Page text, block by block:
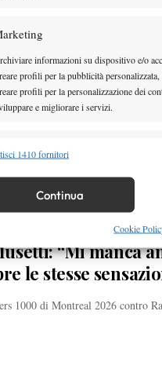
informazioni su dispositivo e/o
profili per la pubblicità
profili per la personalizzazione dei
e migliorare i servizi.
Funzionalità
Identificare i dispositivi in base alle
Garantire la sicurezza, prevenire
e presentare pubblicità e
sulla privacy.
1410 fornitori
Continua
Cookie
giocherà lo US
Alcaraz, appena
“Mi manca
le stesse
1000 di Montreal 2026 contro